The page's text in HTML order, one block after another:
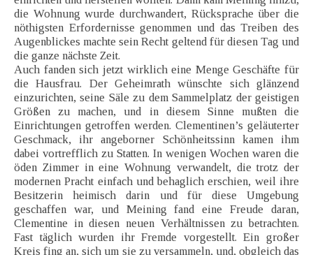
die Wohnung wurde durchwandert, Rücksprache über die
nöthigsten Erfordernisse genommen und das Treiben des
Augenblickes machte sein Recht geltend für diesen Tag und
die ganze nächste Zeit.
Auch fanden sich jetzt wirklich eine Menge Geschäfte für
die Hausfrau. Der Geheimrath wünschte sich glänzend
einzurichten, seine Säle zu dem Sammelplatz der geistigen
Größen zu machen, und in diesem Sinne mußten die
Einrichtungen getroffen werden. Clementinen’s geläuterter
Geschmack, ihr angeborner Schönheitssinn kamen ihm
dabei vortrefflich zu Statten. In wenigen Wochen waren die
öden Zimmer in eine Wohnung verwandelt, die trotz der
modernen Pracht einfach und behaglich erschien, weil ihre
Besitzerin heimisch darin und für diese Umgebung
geschaffen war, und Meining fand eine Freude daran,
Clementine in diesen neuen Verhältnissen zu betrachten.
Fast täglich wurden ihr Fremde vorgestellt. Ein großer
Kreis fing an, sich um sie zu versammeln, und, obgleich das